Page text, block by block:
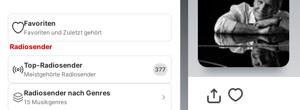
Favoriten
Favoriten und Zuletzt gehört
Radiosender
Top-Radiosender
Meistgehörte Radiosender
377
Radiosender nach Genres
15 Musikgenres